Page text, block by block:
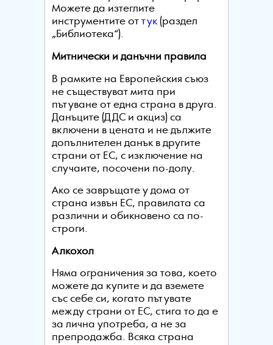
Можете да изтеглите
инструментите от тук(раздел
„Библиотека“).
Митнически и данъчни правила
В рамките на Европейския съюз
не съществуват мита при
пътуване от една страна в друга.
Данъците (ДДС и акциз) са
включени в цената и не дължите
допълнителен данък в другите
страни от ЕС, с изключение на
случаите, посочени по-долу.
Ако се завръщате у дома от
страна извън ЕС, правилата са
различни и обикновено са по-
строги.
Алкохол
Няма ограничения за това, което
можете да купите и да вземете
със себе си, когато пътувате
между страни от ЕС, стига то да е
за лична употреба, а не за
препродажба. Всяка страна